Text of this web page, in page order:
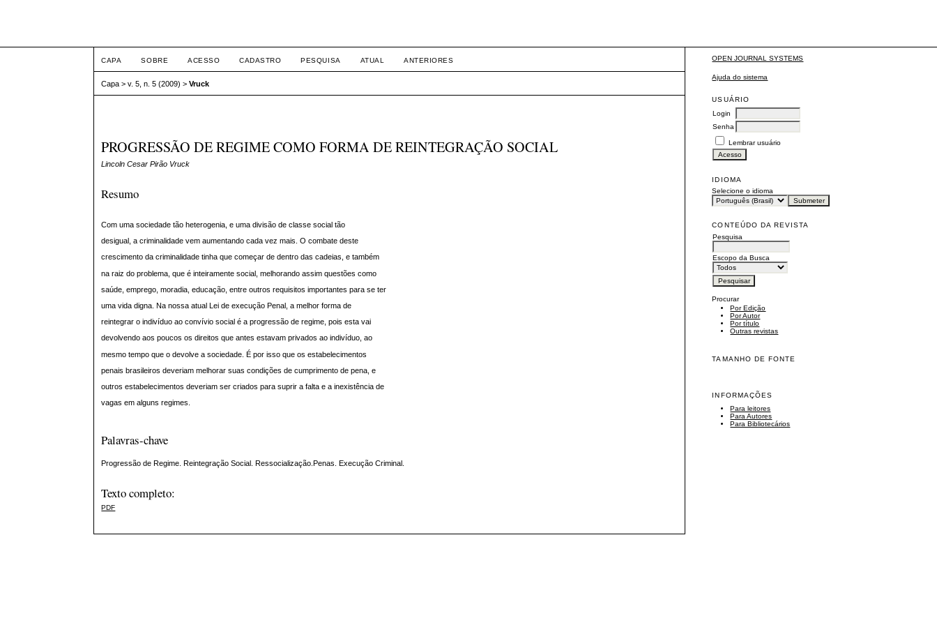
OPEN JOURNAL SYSTEMS
Ajuda do sistema
USUÁRIO
Login
Senha
Lembrar usuário
IDIOMA
Selecione o idioma
CONTEÚDO DA REVISTA
Pesquisa
Escopo da Busca
Procurar
Por Edição
Por Autor
Por título
Outras revistas
TAMANHO DE FONTE
INFORMAÇÕES
Para leitores
Para Autores
Para Bibliotecários
CAPA SOBRE ACESSO CADASTRO PESQUISA ATUAL ANTERIORES
Capa >v. 5, n. 5 (2009) >Vruck
PROGRESSÃO DE REGIME COMO FORMA DE REINTEGRAÇÃO SOCIAL
Lincoln Cesar Pirão Vruck
Resumo
Com uma sociedade tão heterogenia, e uma divisão de classe social tão
desigual, a criminalidade vem aumentando cada vez mais. O combate deste
crescimento da criminalidade tinha que começar de dentro das cadeias, e também
na raiz do problema, que é inteiramente social, melhorando assim questões como
saúde, emprego, moradia, educação, entre outros requisitos importantes para se ter
uma vida digna. Na nossa atual Lei de execução Penal, a melhor forma de
reintegrar o indivíduo ao convívio social é a progressão de regime, pois esta vai
devolvendo aos poucos os direitos que antes estavam privados ao indivíduo, ao
mesmo tempo que o devolve a sociedade. É por isso que os estabelecimentos
penais brasileiros deveriam melhorar suas condições de cumprimento de pena, e
outros estabelecimentos deveriam ser criados para suprir a falta e a inexistência de
vagas em alguns regimes.
Palavras-chave
Progressão de Regime. Reintegração Social. Ressocialização.Penas. Execução Criminal.
Texto completo:
PDF